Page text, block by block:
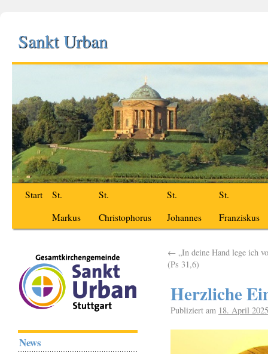
Sankt Urban
Start
St.
Markus
St.
Christophorus
St.
Johannes
St.
Franziskus
← „In deine Hand lege ich
(Ps 31,6)
Herzliche
Publiziert am 18. April 2025
News